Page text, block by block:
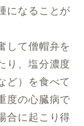
になることが
して僧帽弁を
り、塩分濃度
ど）を食べて
度の心臓病で
合に起こり得